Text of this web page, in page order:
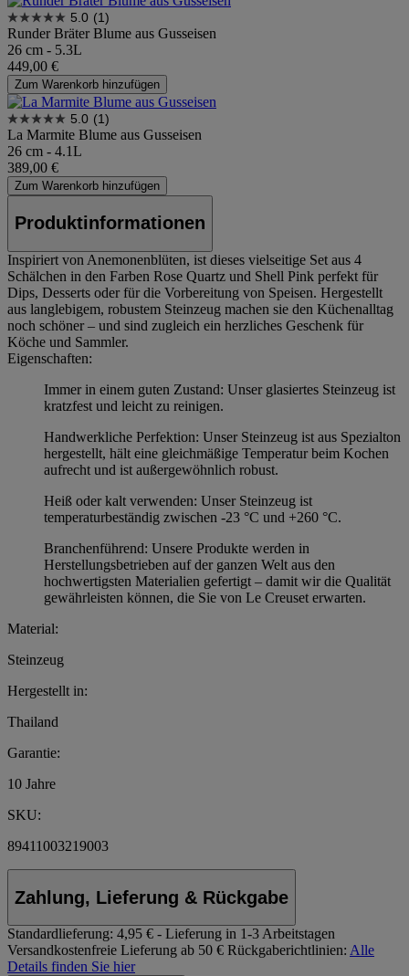
5.0 (1)
Runder Bräter Blume aus Gusseisen
26 cm - 5.3L
449,00 €
Zum Warenkorb hinzufügen
5.0 (1)
La Marmite Blume aus Gusseisen
26 cm - 4.1L
389,00 €
Zum Warenkorb hinzufügen
Produktinformationen
Inspiriert von Anemonenblüten, ist dieses vielseitige Set aus 4
Schälchen in den Farben Rose Quartz und Shell Pink perfekt für
Dips, Desserts oder für die Vorbereitung von Speisen. Hergestellt
aus langlebigem, robustem Steinzeug machen sie den Küchenalltag
noch schöner – und sind zugleich ein herzliches Geschenk für
Köche und Sammler.
Eigenschaften:
Immer in einem guten Zustand: Unser glasiertes Steinzeug ist
kratzfest und leicht zu reinigen.
Handwerkliche Perfektion: Unser Steinzeug ist aus Spezialton
hergestellt, hält eine gleichmäßige Temperatur beim Kochen
aufrecht und ist außergewöhnlich robust.
Heiß oder kalt verwenden: Unser Steinzeug ist
temperaturbeständig zwischen -23 °C und +260 °C.
Branchenführend: Unsere Produkte werden in
Herstellungsbetrieben auf der ganzen Welt aus den
hochwertigsten Materialien gefertigt – damit wir die Qualität
gewährleisten können, die Sie von Le Creuset erwarten.
Material:
Steinzeug
Hergestellt in:
Thailand
Garantie:
10 Jahre
SKU:
89411003219003
Zahlung, Lieferung & Rückgabe
Standardlieferung: 4,95 € - Lieferung in 1-3 Arbeitstagen
Versandkostenfreie Lieferung ab 50 € Rückgaberichtlinien: Alle
Details finden Sie hier